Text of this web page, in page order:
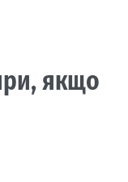
якщо